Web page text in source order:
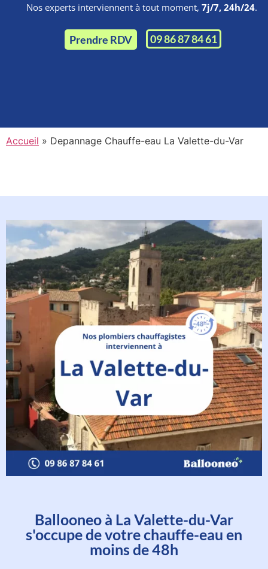
Nos experts interviennent à tout moment, 7j/7, 24h/24.
Prendre RDV 09 86 87 84 61
Accueil » Depannage Chauffe-eau La Valette-du-Var
Planifiez l'intervention d'un de
nos techniciens à La Valette-du-
Var en moins d'une minute
Ballooneo à La Valette-du-Var
s'occupe de votre chauffe-eau en
moins de 48h